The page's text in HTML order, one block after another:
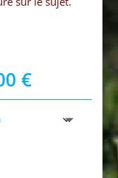
€Plage
de
prix :